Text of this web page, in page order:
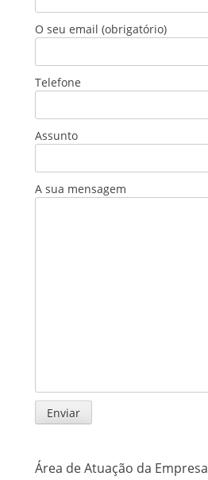
O seu email (obrigatório)
Telefone
Assunto
A sua mensagem
Área de Atuação da Empresa